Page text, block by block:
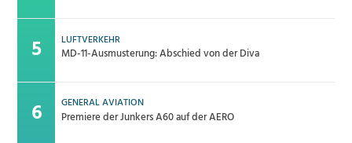
LUFTVERKEHR
MD-11-Ausmusterung: Abschied von der Diva
GENERAL AVIATION
Premiere der Junkers A60 auf der AERO